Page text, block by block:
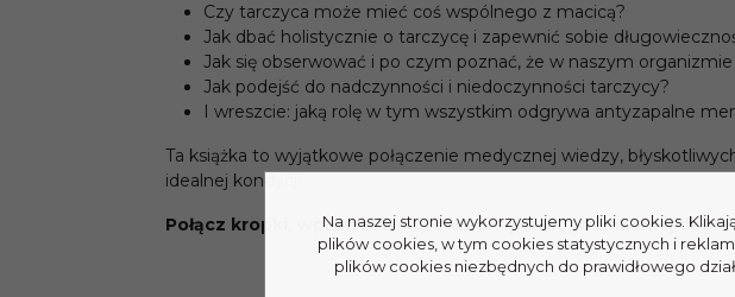
Czy tarczyca może mieć coś wspólnego z macicą?
Jak dbać holistycznie o tarczycę i zapewnić sobie
Jak się obserwować i po czym poznać, że w naszym
Jak podejść do nadczynności i niedoczynności tarczycy?
I wreszcie: jaką rolę w tym wszystkim odgrywa antyzapalne
Ta książka to wyjątkowe połączenie medycznej wiedzy,
idealnej kondycji.
Połącz kropki, wprowadź odpowiednią dietę, wzmacniaj
Na naszej stronie wykorzystujemy pliki cookies.
plików cookies, w tym cookies statystycznych i
plików cookies niezbędnych do prawidłowego